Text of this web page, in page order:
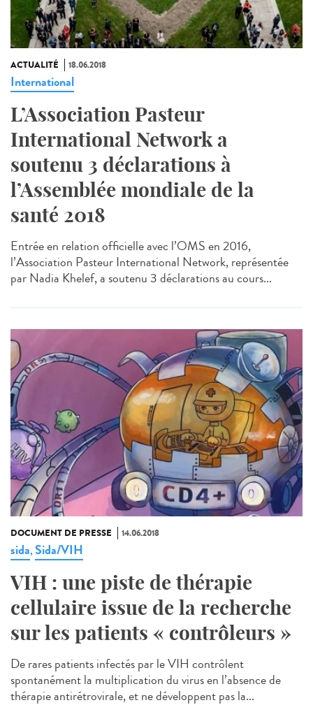
ACTUALITÉ 18.06.2018
International
L’Association Pasteur
International Network a
soutenu 3 déclarations à
l’Assemblée mondiale de la
santé 2018
Entrée en relation officielle avec l’OMS en 2016,
l’Association Pasteur International Network, représentée
par Nadia Khelef, a soutenu 3 déclarations au cours...
DOCUMENT DE PRESSE 14.06.2018
sida,Sida/VIH
VIH : une piste de thérapie
cellulaire issue de la recherche
sur les patients « contrôleurs »
De rares patients infectés par le VIH contrôlent
spontanément la multiplication du virus en l’absence de
thérapie antirétrovirale, et ne développent pas la...